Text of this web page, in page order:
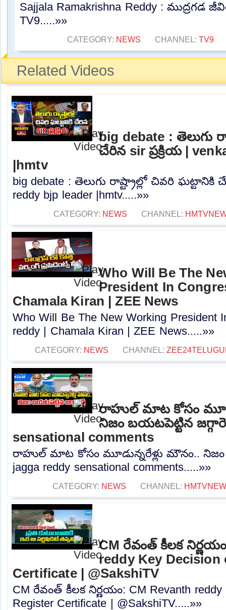
Sajjala Ramakrishna Reddy : ముద్రగడ
TV9.....»»
CATEGORY: NEWS CHANNEL:TV9
Related Videos
big debate : తెలుగు
చేరిన sir ప్రక్రియ |
|hmtv
big debate : తెలుగు రాష్ట్రాల్లో చివరి ఘట్టానికి
reddy bjp leader |hmtv.....»»
CATEGORY: NEWS CHANNEL:
Who Will Be The
President In
Chamala Kiran | ZEE News
Who Will Be The New Working President
reddy | Chamala Kiran | ZEE News.....»»
CATEGORY: NEWS CHANNEL:
రాహుల్ మాట కోసం
నిజం బయటపెట్టిన
sensational comments
రాహుల్ మాట కోసం మూడున్నరేళ్లు మౌనం.. నిజం
jagga reddy sensational comments.....»»
CATEGORY: NEWS CHANNEL:
CM రేవంత్ కీలక
reddy Key Decision
Certificate | @SakshiTV
CM రేవంత్ కీలక నిర్ణయం: CM Revanth reddy
Register Certificate | @SakshiTV.....»»